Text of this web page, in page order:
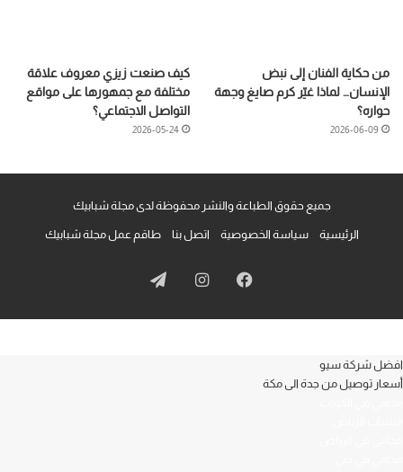
من حكاية الفنان إلى نبض
الإنسان… لماذا غيّر كرم صايغ وجهة
حواره؟
2026-06-09
كيف صنعت زيزي معروف علاقة
مختلفة مع جمهورها على مواقع
التواصل الاجتماعي؟
2026-05-24
جميع حقوق الطباعة والنشر محفوظة لدى مجلة شبابيك
الرئيسية سياسة الخصوصية اتصل بنا طاقم عمل مجلة شبابيك
فيسبوكانستقرامتيلقرام
افضل شركة سيو
أسعار توصيل من جدة الى مكة